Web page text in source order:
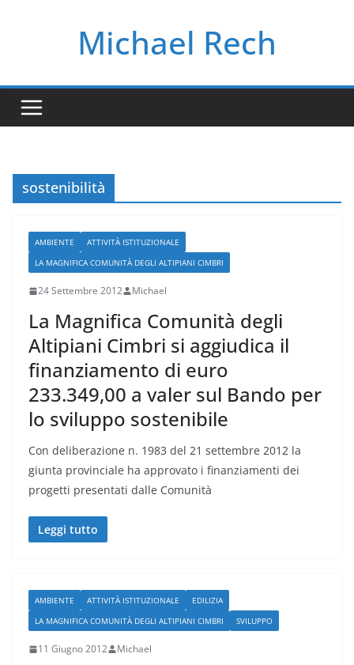
Michael Rech
sostenibilità
AMBIENTE
ATTIVITÀ ISTITUZIONALE
LA MAGNIFICA COMUNITÀ DEGLI ALTIPIANI CIMBRI
24 Settembre 2012 Michael
La Magnifica Comunità degli
Altipiani Cimbri si aggiudica il
finanziamento di euro
233.349,00 a valer sul Bando per
lo sviluppo sostenibile
Con deliberazione n. 1983 del 21 settembre 2012 la
giunta provinciale ha approvato i finanziamenti dei
progetti presentati dalle Comunità
Leggi tutto
AMBIENTE ATTIVITÀ ISTITUZIONALE
EDILIZIA
LA MAGNIFICA COMUNITÀ DEGLI ALTIPIANI CIMBRI
SVILUPPO
11 Giugno 2012 Michael